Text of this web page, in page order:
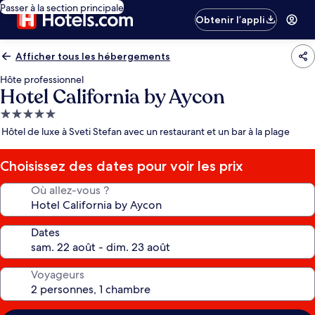
Passer à la section principale
Obtenir l’appli
Afficher tous les hébergements
Hôte professionnel
Hotel California by Aycon
Hébergement
5.0 étoiles
Hôtel de luxe à Sveti Stefan avec un restaurant et un bar à la plage
Choisissez des dates pour voir les prix
Où allez-vous ?
Dates
Voyageurs